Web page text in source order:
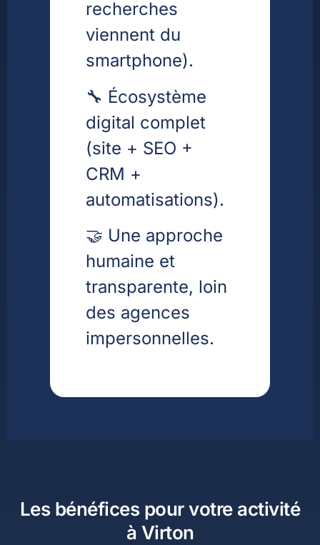
recherches
viennent du
smartphone).
🔧 Écosystème
digital complet
(site + SEO +
CRM +
automatisations).
🤝 Une approche
humaine et
transparente, loin
des agences
impersonnelles.
Les bénéfices pour votre activité
à Virton